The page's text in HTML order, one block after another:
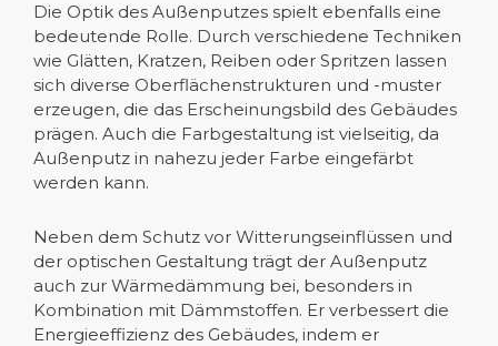
Die Optik des Außenputzes spielt ebenfalls eine
bedeutende Rolle. Durch verschiedene Techniken
wie Glätten, Kratzen, Reiben oder Spritzen lassen
sich diverse Oberflächenstrukturen und -muster
erzeugen, die das Erscheinungsbild des Gebäudes
prägen. Auch die Farbgestaltung ist vielseitig, da
Außenputz in nahezu jeder Farbe eingefärbt
werden kann.
Neben dem Schutz vor Witterungseinflüssen und
der optischen Gestaltung trägt der Außenputz
auch zur Wärmedämmung bei, besonders in
Kombination mit Dämmstoffen. Er verbessert die
Energieeffizienz des Gebäudes, indem er